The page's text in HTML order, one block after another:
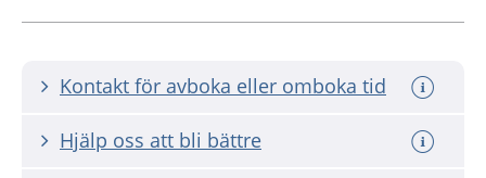
Kontakt för avboka eller omboka tid
Hjälp oss att bli bättre